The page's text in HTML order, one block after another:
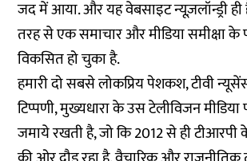
जद में आया. और यह वेबसाइट न्यूज़लॉन्ड्री
तरह से एक समाचार और मीडिया समीक्षा के
विकसित हो चुका है.
हमारी दो सबसे लोकप्रिय पेशकश, टीवी
टिप्पणी, मुख्यधारा के उस टेलीविजन
जमाये रखती है, जो कि 2012 से ही टीआरपी